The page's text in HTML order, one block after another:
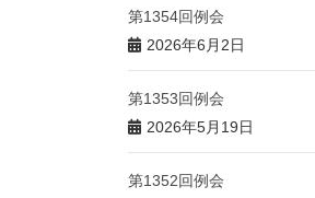
第1354回例会
2026年6月2日
第1353回例会
2026年5月19日
第1352回例会